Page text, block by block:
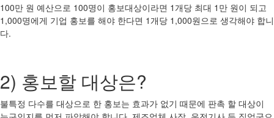
100만 원 예산으로 100명이 홍보대상이라면 1개당 최대 1만 원이 되고
1,000명에게 기업 홍보를 해야 한다면 1개당 1,000원으로 생각해야 합니
다.
2) 홍보할 대상은?
불특정 다수를 대상으로 한 홍보는 효과가 없기 때문에 판촉 할 대상이